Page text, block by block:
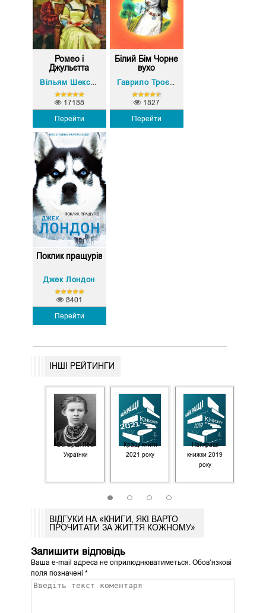
Ромео і
Джульєтта
Перейти
17188
Білий Бім Чорне
вухо
Перейти
1827
Поклик пращурів
Джек Лондон
Перейти
8401
ІНШІ РЕЙТИНГИ
Всі вірші Лесі
Українки
Кращі книги
2021 року
Найкращі
книжки 2019
року
ВІДГУКИ НА «КНИГИ, ЯКІ ВАРТО
ПРОЧИТАТИ ЗА ЖИТТЯ КОЖНОМУ»
Залишити відповідь
Ваша e-mail адреса не оприлюднюватиметься.Обов’язкові
поля позначені *